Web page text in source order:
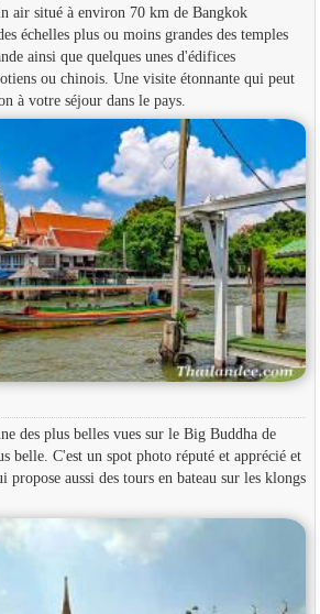
air situé à environ 70 km de Bangkok
échelles plus ou moins grandes des temples
ainsi que quelques unes d'édifices
ou chinois. Une visite étonnante qui peut
à votre séjour dans le pays.
des plus belles vues sur le Big Buddha de
belle. C'est un spot photo réputé et apprécié et
propose aussi des tours en bateau sur les klongs